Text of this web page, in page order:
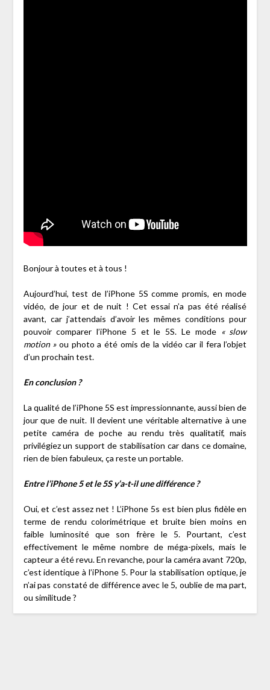
Bonjour à toutes et à tous !
Aujourd’hui, test de l’iPhone 5S comme promis, en mode
vidéo, de jour et de nuit ! Cet essai n’a pas été réalisé
avant, car j’attendais d’avoir les mêmes conditions pour
pouvoir comparer l’iPhone 5 et le 5S. Le mode « slow
motion » ou photo a été omis de la vidéo car il fera l’objet
d’un prochain test.
En conclusion ?
La qualité de l’iPhone 5S est impressionnante, aussi bien de
jour que de nuit. Il devient une véritable alternative à une
petite caméra de poche au rendu très qualitatif, mais
privilégiez un support de stabilisation car dans ce domaine,
rien de bien fabuleux, ça reste un portable.
Entre l’iPhone 5 et le 5S y’a-t-il une différence ?
Oui, et c’est assez net ! L’iPhone 5s est bien plus fidèle en
terme de rendu colorimétrique et bruite bien moins en
faible luminosité que son frère le 5. Pourtant, c’est
effectivement le même nombre de méga-pixels, mais le
capteur a été revu. En revanche, pour la caméra avant 720p,
c’est identique à l’iPhone 5. Pour la stabilisation optique, je
n’ai pas constaté de différence avec le 5, oublie de ma part,
ou similitude ?